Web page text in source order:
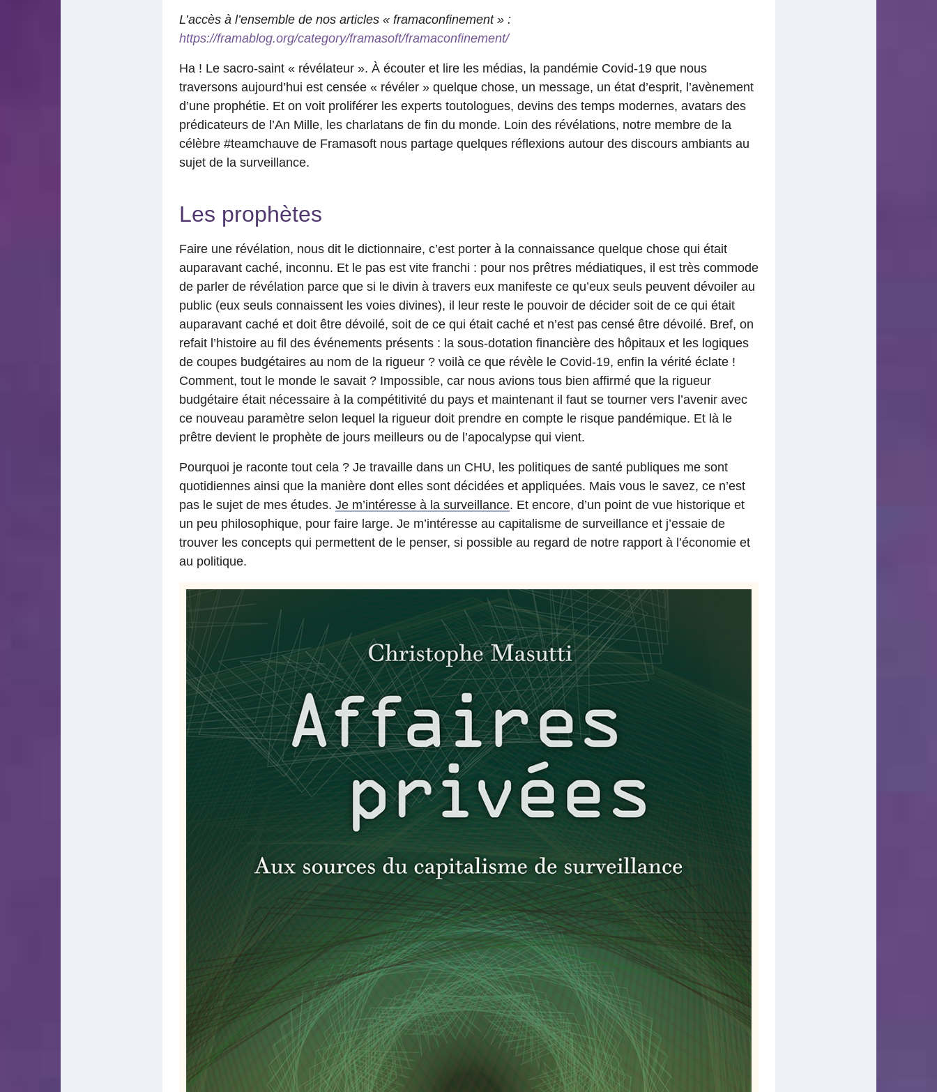
L’accès à l’ensemble de nos articles « framaconfinement » :
https://framablog.org/category/framasoft/framaconfinement/
Ha ! Le sacro-saint « révélateur ». À écouter et lire les médias, la pandémie Covid-19 que nous
traversons aujourd’hui est censée « révéler » quelque chose, un message, un état d’esprit, l’avènement
d’une prophétie. Et on voit proliférer les experts toutologues, devins des temps modernes, avatars des
prédicateurs de l’An Mille, les charlatans de fin du monde. Loin des révélations, notre membre de la
célèbre #teamchauve de Framasoft nous partage quelques réflexions autour des discours ambiants au
sujet de la surveillance.
Les prophètes
Faire une révélation, nous dit le dictionnaire, c’est porter à la connaissance quelque chose qui était
auparavant caché, inconnu. Et le pas est vite franchi : pour nos prêtres médiatiques, il est très commode
de parler de révélation parce que si le divin à travers eux manifeste ce qu’eux seuls peuvent dévoiler au
public (eux seuls connaissent les voies divines), il leur reste le pouvoir de décider soit de ce qui était
auparavant caché et doit être dévoilé, soit de ce qui était caché et n’est pas censé être dévoilé. Bref, on
refait l’histoire au fil des événements présents : la sous-dotation financière des hôpitaux et les logiques
de coupes budgétaires au nom de la rigueur ? voilà ce que révèle le Covid-19, enfin la vérité éclate !
Comment, tout le monde le savait ? Impossible, car nous avions tous bien affirmé que la rigueur
budgétaire était nécessaire à la compétitivité du pays et maintenant il faut se tourner vers l’avenir avec
ce nouveau paramètre selon lequel la rigueur doit prendre en compte le risque pandémique. Et là le
prêtre devient le prophète de jours meilleurs ou de l’apocalypse qui vient.
Pourquoi je raconte tout cela ? Je travaille dans un CHU, les politiques de santé publiques me sont
quotidiennes ainsi que la manière dont elles sont décidées et appliquées. Mais vous le savez, ce n’est
pas le sujet de mes études. Je m’intéresse à la surveillance. Et encore, d’un point de vue historique et
un peu philosophique, pour faire large. Je m’intéresse au capitalisme de surveillance et j’essaie de
trouver les concepts qui permettent de le penser, si possible au regard de notre rapport à l’économie et
au politique.